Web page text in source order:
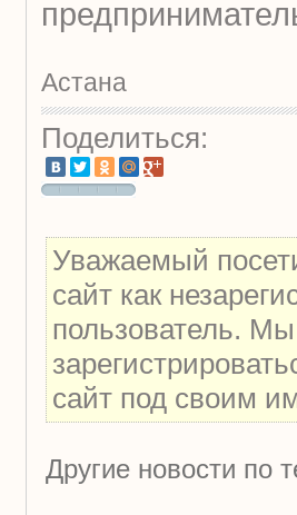
Астана
Поделиться:
Уважаемый
сайт как
пользователь.
сайт под своим
Другие новости по